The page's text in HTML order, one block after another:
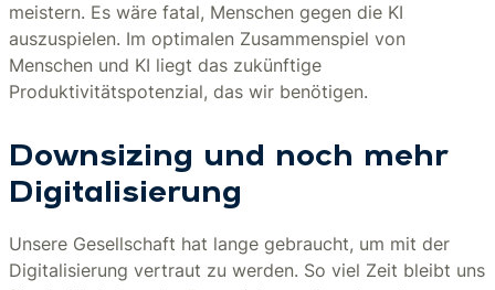
meistern. Es wäre fatal, Menschen gegen die KI
auszuspielen. Im optimalen Zusammenspiel von
Menschen und KI liegt das zukünftige
Produktivitätspotenzial, das wir benötigen.
Downsizing und noch mehr
Digitalisierung
Unsere Gesellschaft hat lange gebraucht, um mit der
Digitalisierung vertraut zu werden. So viel Zeit bleibt uns